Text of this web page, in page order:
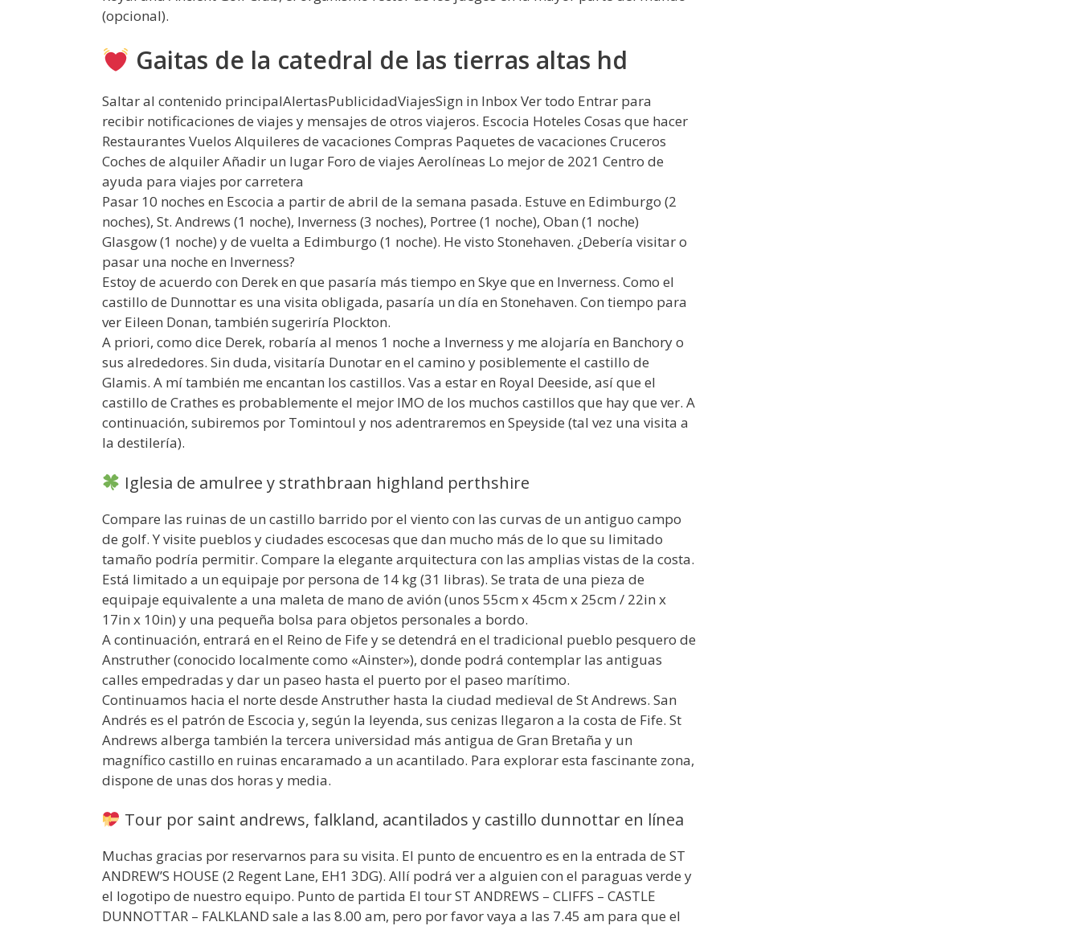
(opcional).
Gaitas de la catedral de las tierras altas hd
Saltar al contenido principalAlertasPublicidadViajesSign in Inbox Ver todo Entrar para
recibir notificaciones de viajes y mensajes de otros viajeros. Escocia Hoteles Cosas que hacer
Restaurantes Vuelos Alquileres de vacaciones Compras Paquetes de vacaciones Cruceros
Coches de alquiler Añadir un lugar Foro de viajes Aerolíneas Lo mejor de 2021 Centro de
ayuda para viajes por carretera
Pasar 10 noches en Escocia a partir de abril de la semana pasada. Estuve en Edimburgo (2
noches), St. Andrews (1 noche), Inverness (3 noches), Portree (1 noche), Oban (1 noche)
Glasgow (1 noche) y de vuelta a Edimburgo (1 noche). He visto Stonehaven. ¿Debería visitar o
pasar una noche en Inverness?
Estoy de acuerdo con Derek en que pasaría más tiempo en Skye que en Inverness. Como el
castillo de Dunnottar es una visita obligada, pasaría un día en Stonehaven. Con tiempo para
ver Eileen Donan, también sugeriría Plockton.
A priori, como dice Derek, robaría al menos 1 noche a Inverness y me alojaría en Banchory o
sus alrededores. Sin duda, visitaría Dunotar en el camino y posiblemente el castillo de
Glamis. A mí también me encantan los castillos. Vas a estar en Royal Deeside, así que el
castillo de Crathes es probablemente el mejor IMO de los muchos castillos que hay que ver. A
continuación, subiremos por Tomintoul y nos adentraremos en Speyside (tal vez una visita a
la destilería).
Iglesia de amulree y strathbraan highland perthshire
Compare las ruinas de un castillo barrido por el viento con las curvas de un antiguo campo
de golf. Y visite pueblos y ciudades escocesas que dan mucho más de lo que su limitado
tamaño podría permitir. Compare la elegante arquitectura con las amplias vistas de la costa.
Está limitado a un equipaje por persona de 14 kg (31 libras). Se trata de una pieza de
equipaje equivalente a una maleta de mano de avión (unos 55cm x 45cm x 25cm / 22in x
17in x 10in) y una pequeña bolsa para objetos personales a bordo.
A continuación, entrará en el Reino de Fife y se detendrá en el tradicional pueblo pesquero de
Anstruther (conocido localmente como «Ainster»), donde podrá contemplar las antiguas
calles empedradas y dar un paseo hasta el puerto por el paseo marítimo.
Continuamos hacia el norte desde Anstruther hasta la ciudad medieval de St Andrews. San
Andrés es el patrón de Escocia y, según la leyenda, sus cenizas llegaron a la costa de Fife. St
Andrews alberga también la tercera universidad más antigua de Gran Bretaña y un
magnífico castillo en ruinas encaramado a un acantilado. Para explorar esta fascinante zona,
dispone de unas dos horas y media.
Tour por saint andrews, falkland, acantilados y castillo dunnottar en línea
Muchas gracias por reservarnos para su visita. El punto de encuentro es en la entrada de ST
ANDREW’S HOUSE (2 Regent Lane, EH1 3DG). Allí podrá ver a alguien con el paraguas verde y
el logotipo de nuestro equipo. Punto de partida El tour ST ANDREWS – CLIFFS – CASTLE
DUNNOTTAR – FALKLAND sale a las 8.00 am, pero por favor vaya a las 7.45 am para que el